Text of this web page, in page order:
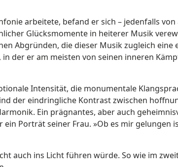
arbeitete, befand er sich – jedenfalls
Glücksmomente in heiterer Musik
Abgründen, die dieser Musik zugleich eine
der er am meisten von seinen inneren
Intensität, die monumentale
der eindringliche Kontrast zwischen
Ein prägnantes, aber auch
Porträt seiner Frau. »Ob es mir gelungen
auch ins Licht führen würde. So wie im